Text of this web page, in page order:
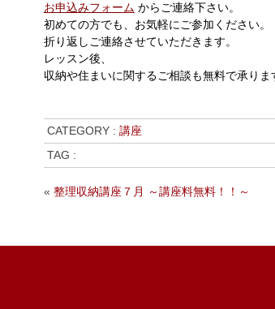
お申込みフォーム からご連絡下さい。
初めての方でも、お気軽にご参加ください。
折り返しご連絡させていただきます。
レッスン後、
収納や住まいに関するご相談も無料で承りま
CATEGORY : 講座
TAG :
« 整理収納講座７月 ～講座料無料！！～